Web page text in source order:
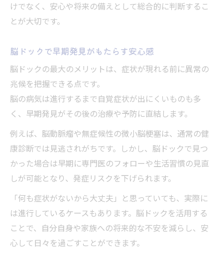
けでなく、安心や将来の備えとして総合的に判断するこ
とが大切です。
脳ドックで早期発見がもたらす安心感
脳ドックの最大のメリットは、症状が現れる前に異常の
兆候を把握できる点です。
脳の病気は進行するまで自覚症状が出にくいものも多
く、早期発見がその後の治療や予防に直結します。
例えば、脳動脈瘤や無症候性の微小脳梗塞は、通常の健
康診断では見逃されがちです。しかし、脳ドックで見つ
かった場合は早期に専門医のフォローや生活習慣の見直
しが可能となり、発症リスクを下げられます。
「何も症状がないから大丈夫」と思っていても、実際に
は進行しているケースもあります。脳ドックを活用する
ことで、自分自身や家族への将来的な不安を減らし、安
心して日々を過ごすことができます。